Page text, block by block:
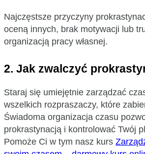
Najczęstsze przyczyny
oceną innych, brak motywacji lub
organizacją pracy własnej.
2. Jak zwalczyć
Staraj się umiejętnie zarządzać
wszelkich rozpraszaczy, które
Świadoma organizacja czasu
prokrastynacją i kontrolować Twój
Pomoże Ci w tym nasz kurs